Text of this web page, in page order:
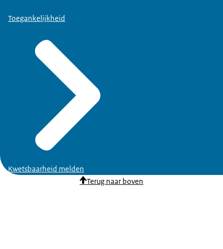
Toegankelijkheid
Kwetsbaarheid melden
Terug naar boven